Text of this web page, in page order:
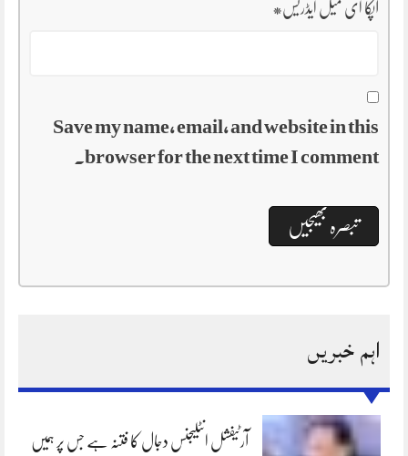
آپکا ای میل ایڈریس*
Save my name, email, and website in this
browser for the next time I comment.
اہم خبریں
آرٹیفشل انٹلیجنس دجال کا فتنہ ہے جس پر ہمیں